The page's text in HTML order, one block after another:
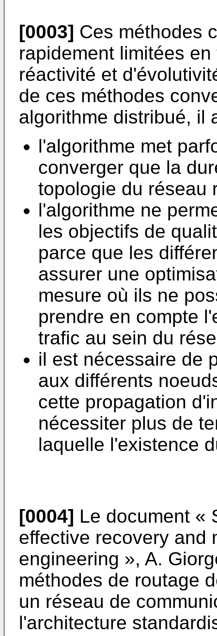
[0003] Ces méthodes
rapidement limitées
réactivité et
de ces méthodes
algorithme distribué, il
l'algorithme met
converger que la
topologie du réseau
l'algorithme ne
les objectifs de
parce que les
assurer une
mesure où ils ne
prendre en compte
trafic au sein du
il est nécessaire de
aux différents
cette propagation
nécessiter plus de
laquelle l'existence
[0004] Le document «
effective recovery and
engineering », A.
méthodes de routage
un réseau de
l'architecture